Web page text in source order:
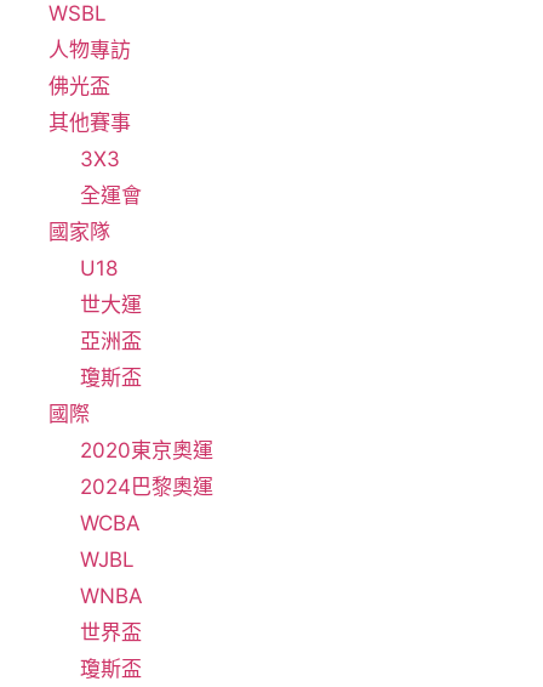
WSBL
人物專訪
佛光盃
其他賽事
3X3
全運會
國家隊
U18
世大運
亞洲盃
瓊斯盃
國際
2020東京奧運
2024巴黎奧運
WCBA
WJBL
WNBA
世界盃
瓊斯盃